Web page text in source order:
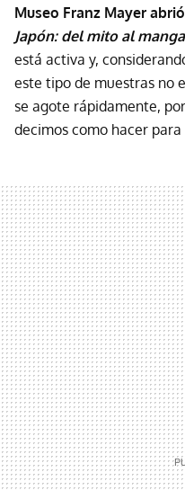
Museo Franz Mayer
Japón: del mito al manga
está activa y,
este tipo de muestras no
se agote rápidamente,
decimos como hacer